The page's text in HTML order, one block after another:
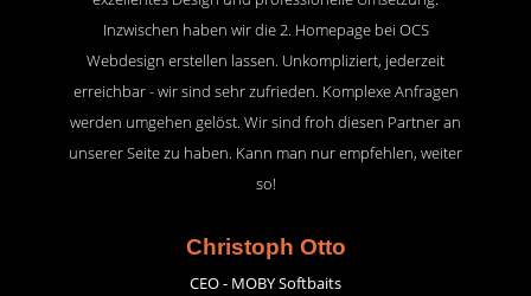
Inzwischen haben wir die 2. Homepage bei OCS
Webdesign erstellen lassen. Unkompliziert, jederzeit
erreichbar - wir sind sehr zufrieden. Komplexe Anfragen
werden umgehen gelöst. Wir sind froh diesen Partner an
unserer Seite zu haben. Kann man nur empfehlen, weiter
so!
Christoph Otto
CEO - MOBY Softbaits